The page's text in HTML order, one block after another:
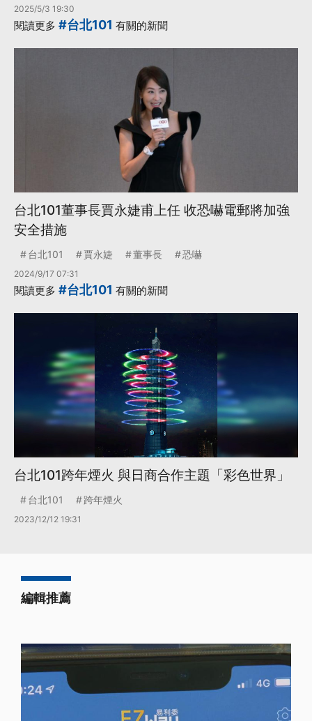
2025/5/3 19:30
閱讀更多 #台北101 有關的新聞
台北101董事長賈永婕甫上任 收恐嚇電郵將加強
安全措施
台北101 賈永婕 董事長 恐嚇
2024/9/17 07:31
閱讀更多 #台北101 有關的新聞
台北101跨年煙火 與日商合作主題「彩色世界」
台北101 跨年煙火
2023/12/12 19:31
編輯推薦